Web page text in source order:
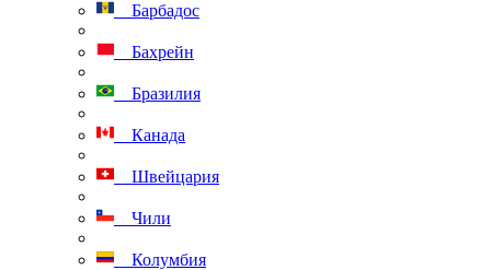
Барбадос
Бахрейн
Бразилия
Канада
Швейцария
Чили
Колумбия